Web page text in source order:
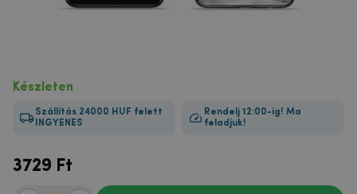
Készleten
Szállítás 24000 HUF felett
INGYENES
Rendelj 12:00-ig! Ma
feladjuk!
3729 Ft